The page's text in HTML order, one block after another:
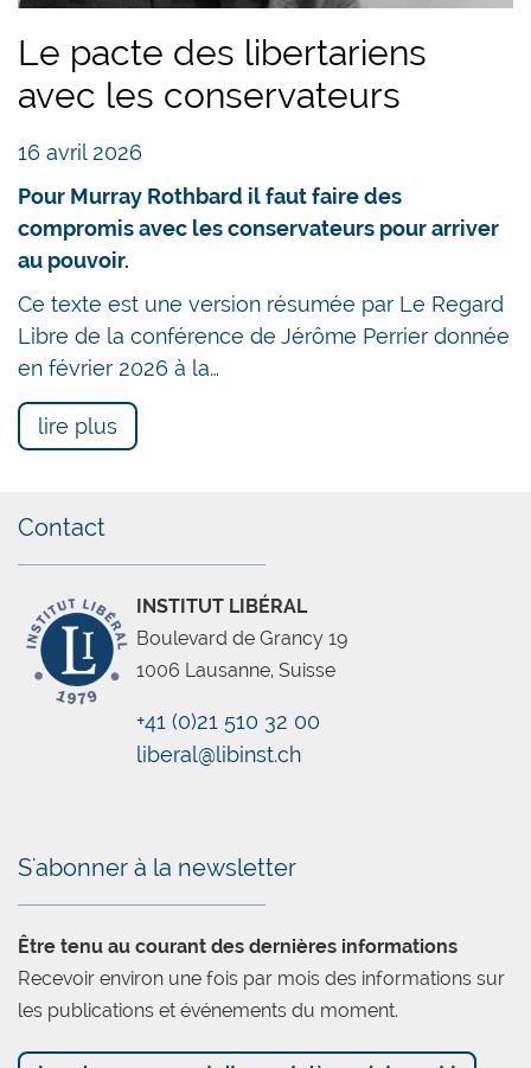
Chatbot
Le pacte des libertariens
avec les conservateurs
16 avril 2026
Pour Murray Rothbard il faut faire des
compromis avec les conservateurs pour arriver
au pouvoir.
Ce texte est une version résumée par Le Regard
Libre de la conférence de Jérôme Perrier donnée
en février 2026 à la…
lire plus
Contact
INSTITUT LIBÉRAL
Boulevard de Grancy 19
1006 Lausanne, Suisse
+41 (0)21 510 32 00
liberal@libinst.ch
S'abonner à la newsletter
Être tenu au courant des dernières informations
Recevoir environ une fois par mois des informations sur
les publications et événements du moment.